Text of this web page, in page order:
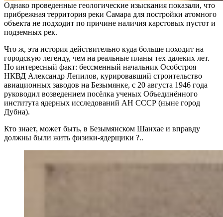
Однако проведенные геологические изыскания показали, что
прибрежная территория реки Самара для постройки атомного
объекта не подходит по причине наличия карстовых пустот и
подземных рек.
Что ж, эта история действительно куда больше походит на
городскую легенду, чем на реальные планы тех далеких лет.
Но интересный факт: бессменный начальник Особстроя
НКВД Александр Лепилов, курировавший строительство
авиационных заводов на Безымянке, с 20 августа 1946 года
руководил возведением посёлка ученых Объединённого
института ядерных исследований АН СССР (ныне город
Дубна).
Кто знает, может быть, в Безымянском Шанхае и вправду
должны были жить физики-ядерщики ?..